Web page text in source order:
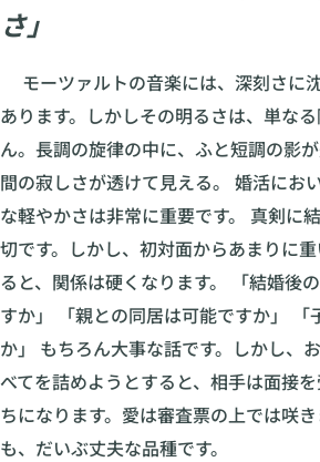
さ」
モーツァルトの音楽には、深刻さに
あります。しかしその明るさは、単な
ん。長調の旋律の中に、ふと短調の影
間の寂しさが透けて見える。 婚活にお
な軽やかさは非常に重要です。 真剣に
切です。しかし、初対面からあまりに
ると、関係は硬くなります。 「結婚後
すか」 「親との同居は可能ですか」 「
か」 もちろん大事な話です。しかし、
べてを詰めようとすると、相手は面接
ちになります。愛は審査票の上では咲
も、だいぶ丈夫な品種です。